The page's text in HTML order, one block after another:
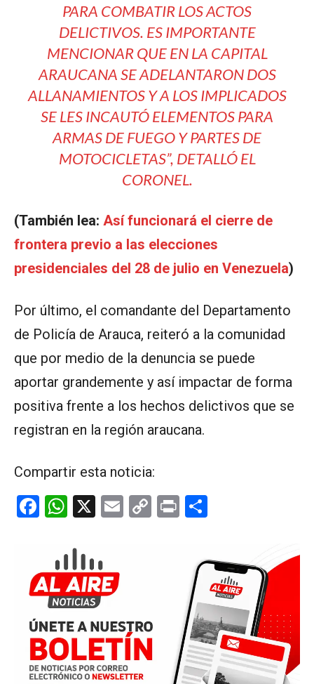
PARA COMBATIR LOS ACTOS
DELICTIVOS. ES IMPORTANTE
MENCIONAR QUE EN LA CAPITAL
ARAUCANA SE ADELANTARON DOS
ALLANAMIENTOS Y A LOS IMPLICADOS
SE LES INCAUTÓ ELEMENTOS PARA
ARMAS DE FUEGO Y PARTES DE
MOTOCICLETAS”, DETALLÓ EL
CORONEL.
(También lea: Así funcionará el cierre de
frontera previo a las elecciones
presidenciales del 28 de julio en Venezuela)
Por último, el comandante del Departamento
de Policía de Arauca, reiteró a la comunidad
que por medio de la denuncia se puede
aportar grandemente y así impactar de forma
positiva frente a los hechos delictivos que se
registran en la región araucana.
Compartir esta noticia:
F
b
o
o
k
W
at
s
A
p
p
X
E
C
k
Pr
p
ar
tir